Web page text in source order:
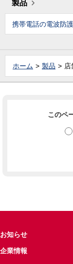
製品
携帯電話の電波防
ホーム 製品 店
このペ
お知らせ
企業情報